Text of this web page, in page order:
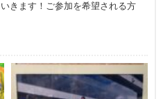
きます！ご参加を希望される方